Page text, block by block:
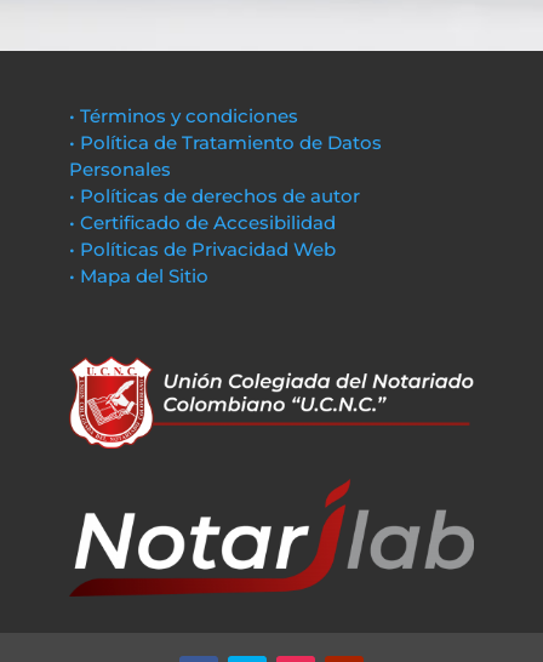
• Términos y condiciones
• Política de Tratamiento de Datos
Personales
• Políticas de derechos de autor
• Certificado de Accesibilidad
• Políticas de Privacidad Web
• Mapa del Sitio